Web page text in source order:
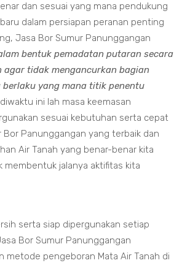
dan sesuai yang mana pendukung
dalam persiapan peranan penting
Jasa Bor Sumur Panunggangan
bentuk pemadatan putaran secara
tidak mengancurkan bagian
yang mana titik penentu
ini lah masa keemasan
sesuai kebutuhan serta cepat
Panunggangan yang terbaik dan
Air Tanah yang benar-benar kita
jalanya aktifitas kita
serta siap dipergunakan setiap
Bor Sumur Panunggangan
metode pengeboran Mata Air Tanah di